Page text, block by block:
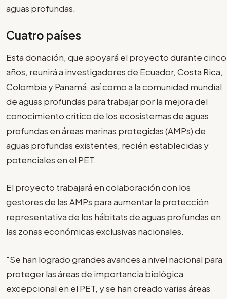
aguas profundas.
Cuatro países
Esta donación, que apoyará el proyecto durante cinco
años, reunirá a investigadores de Ecuador, Costa Rica,
Colombia y Panamá, así como a la comunidad mundial
de aguas profundas para trabajar por la mejora del
conocimiento crítico de los ecosistemas de aguas
profundas en áreas marinas protegidas (AMPs) de
aguas profundas existentes, recién establecidas y
potenciales en el PET.
El proyecto trabajará en colaboración con los
gestores de las AMPs para aumentar la protección
representativa de los hábitats de aguas profundas en
las zonas económicas exclusivas nacionales.
"Se han logrado grandes avances a nivel nacional para
proteger las áreas de importancia biológica
excepcional en el PET, y se han creado varias áreas